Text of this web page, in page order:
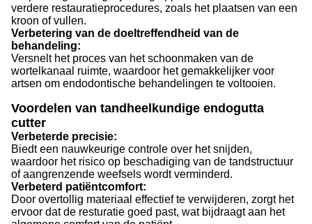
verdere restauratieprocedures, zoals het plaatsen van een
kroon of vullen.
Verbetering van de doeltreffendheid van de
behandeling:
Versnelt het proces van het schoonmaken van de
wortelkanaal ruimte, waardoor het gemakkelijker voor
artsen om endodontische behandelingen te voltooien.
Voordelen van tandheelkundige endogutta
cutter
Verbeterde precisie:
Biedt een nauwkeurige controle over het snijden,
waardoor het risico op beschadiging van de tandstructuur
of aangrenzende weefsels wordt verminderd.
Verbeterd patiëntcomfort:
Door overtollig materiaal effectief te verwijderen, zorgt het
ervoor dat de resturatie goed past, wat bijdraagt aan het